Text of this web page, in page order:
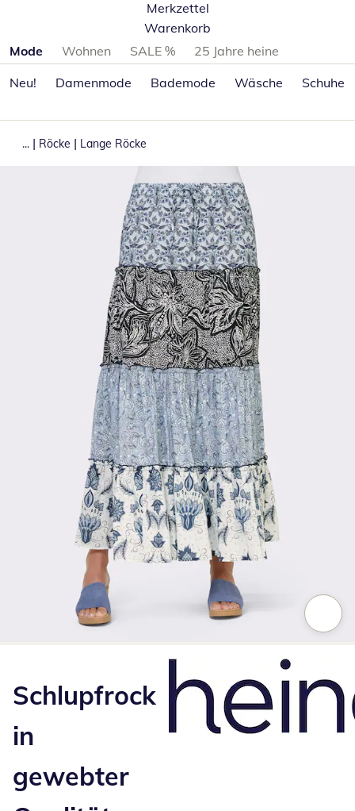
Merkzettel
Warenkorb
Produktkategorien überspringen
Mode Wohnen SALE %
25 Jahre heine
Neu!
Damenmode Bademode Wäsche Schuhe
... | Röcke | Lange Röcke
Schlupfrock
in
gewebter